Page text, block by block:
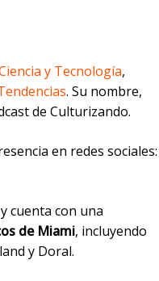
y Tecnología,
. Su nombre,
de Culturizando.
en redes sociales:
y cuenta con una
de Miami, incluyendo
y Doral.